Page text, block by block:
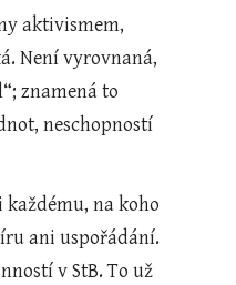
aktivismem,
Není vyrovnaná,
znamená to
neschopností
na koho
ani uspořádání.
v StB. To už